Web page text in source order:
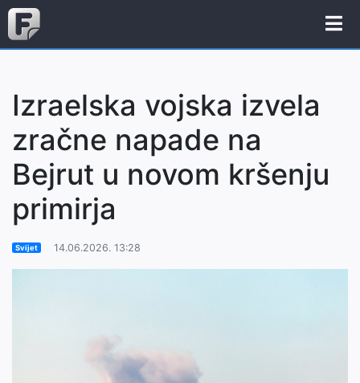
Izraelska vojska izvela
zračne napade na
Bejrut u novom kršenju
primirja
Svijet 14.06.2026. 13:28